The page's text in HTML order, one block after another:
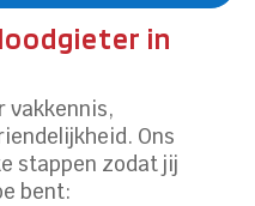
in
vakkennis,
Ons
stappen zodat jij
bent: